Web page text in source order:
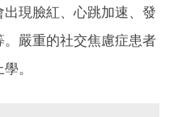
現臉紅、心跳加速、發
嚴重的社交焦慮症患者
。